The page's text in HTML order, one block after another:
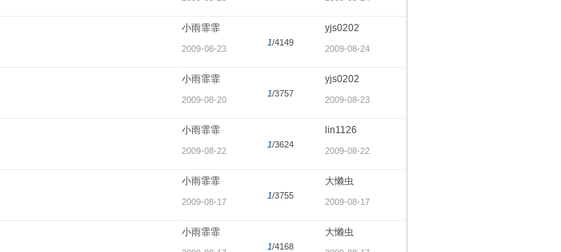
小雨霏霏
2009-08-23
1/4149
yjs0202
2009-08-24
小雨霏霏
2009-08-20
1/3757
yjs0202
2009-08-23
小雨霏霏
2009-08-22
1/3624
lin1126
2009-08-22
小雨霏霏
2009-08-17
1/3755
大懒虫
2009-08-17
小雨霏霏
1/4168
大懒虫